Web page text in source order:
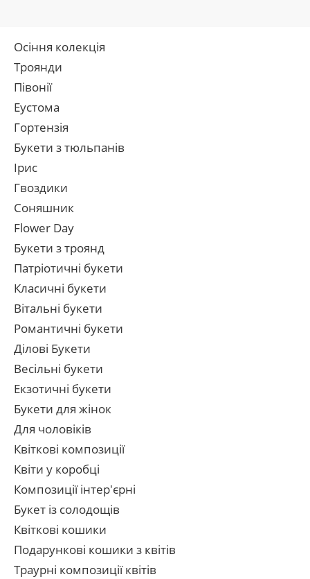
Осіння колекція
Троянди
Півонії
Еустома
Гортензія
Букети з тюльпанів
Ірис
Гвоздики
Соняшник
Flower Day
Букети з троянд
Патріотичні букети
Класичні букети
Вітальні букети
Романтичні букети
Ділові Букети
Весільні букети
Екзотичні букети
Букети для жінок
Для чоловіків
Квіткові композиції
Квіти у коробці
Композиції інтер'єрні
Букет із солодощів
Квіткові кошики
Подарункові кошики з квітів
Траурні композиції квітів